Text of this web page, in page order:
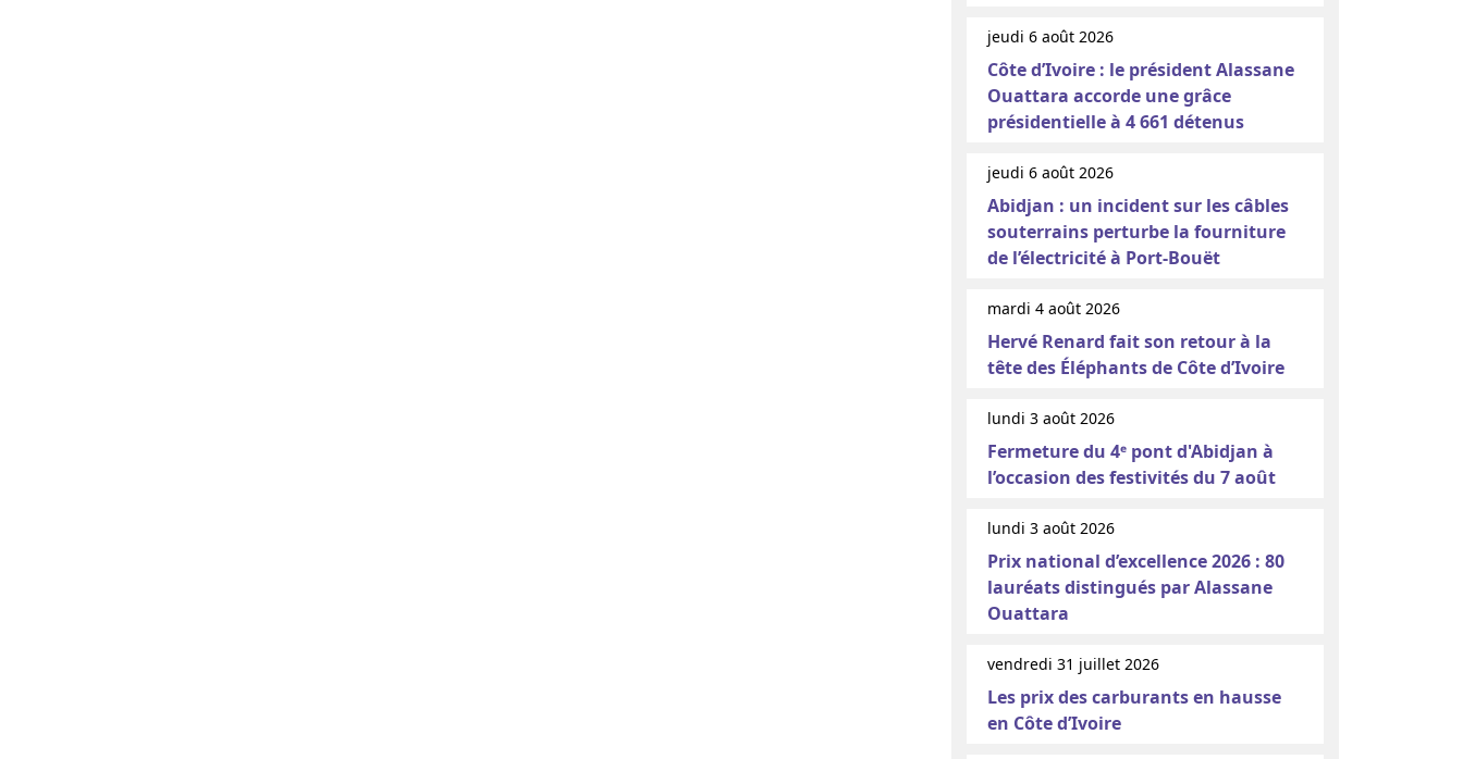
jeudi 6 août 2026
Côte d’Ivoire : le président Alassane
Ouattara accorde une grâce
présidentielle à 4 661 détenus
jeudi 6 août 2026
Abidjan : un incident sur les câbles
souterrains perturbe la fourniture
de l’électricité à Port-Bouët
mardi 4 août 2026
Hervé Renard fait son retour à la
tête des Éléphants de Côte d’Ivoire
lundi 3 août 2026
Fermeture du 4ᵉ pont d'Abidjan à
l’occasion des festivités du 7 août
lundi 3 août 2026
Prix national d’excellence 2026 : 80
lauréats distingués par Alassane
Ouattara
vendredi 31 juillet 2026
Les prix des carburants en hausse
en Côte d’Ivoire